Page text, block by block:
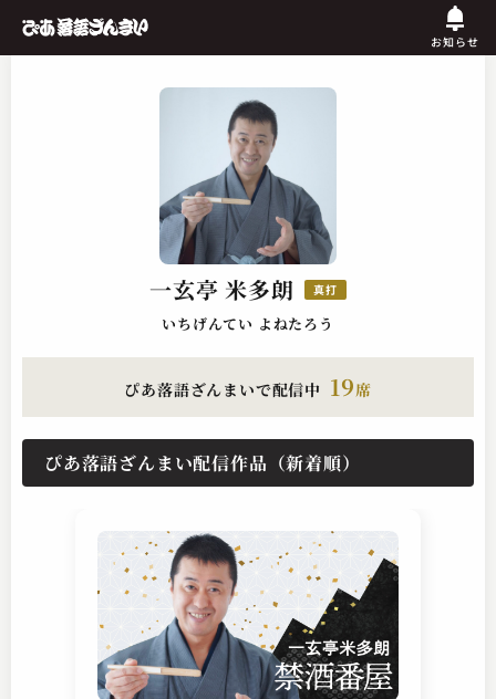
お知らせ
一玄亭 米多朗 真打
いちげんてい よねたろう
ぴあ落語ざんまいで配信中 19席
ぴあ落語ざんまい配信作品（新着順）